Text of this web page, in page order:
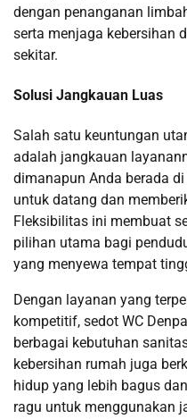
dengan penanganan
serta menjaga kebersihan
sekitar.
Solusi Jangkauan Luas
Salah satu keuntungan
adalah jangkauan
dimanapun Anda berada
untuk datang dan
Fleksibilitas ini membuat
pilihan utama bagi
yang menyewa tempat
Dengan layanan yang
kompetitif, sedot WC
berbagai kebutuhan
kebersihan rumah juga
hidup yang lebih bagus
ragu untuk menggunakan